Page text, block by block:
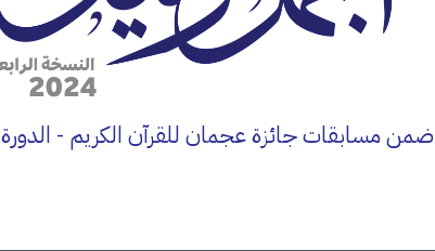
ضمن مسابقات جائزة عجمان للقرآن الكريم - الدورة 17